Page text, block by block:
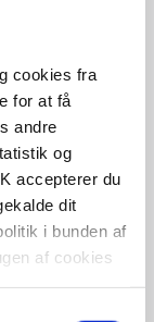
cookies fra
for at få
andre
og
accepterer du
dit
i bunden af
af cookies